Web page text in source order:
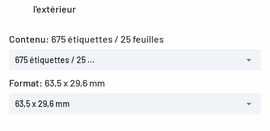
l'extérieur
Contenu: 675 étiquettes / 25 feuilles
675 étiquettes / 25 ...
Format: 63,5 x 29,6 mm
63,5 x 29,6 mm